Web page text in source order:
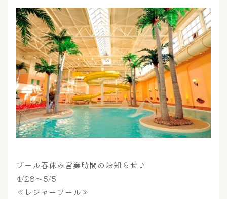
プール春休み営業時間のお知らせ♪
4/28～5/5
≪レジャープール≫